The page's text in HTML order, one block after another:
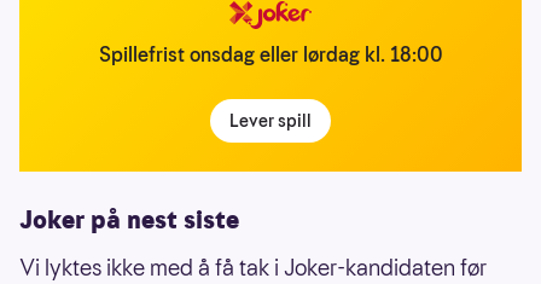
Spillefrist onsdag eller lørdag kl. 18:00
Lever spill
Joker på nest siste
Vi lyktes ikke med å få tak i Joker-kandidaten før